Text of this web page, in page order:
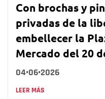
Con brochas y
privadas de la
embellecer la
Mercado del 20
04•06•2026
LEER MÁS